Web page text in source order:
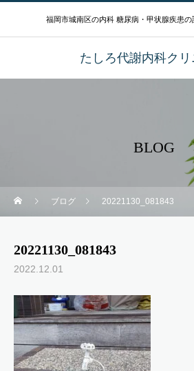
福岡市城南区の内科 糖尿病・甲状腺疾患
たしろ代謝内科クリ
BLOG
ブログ 20221130_081843
20221130_081843
2022.12.01